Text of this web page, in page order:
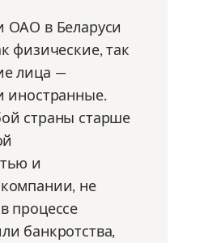
ОАО в Беларуси
физические, так
лица —
иностранные.
страны старше
и
не
процессе
банкротства,